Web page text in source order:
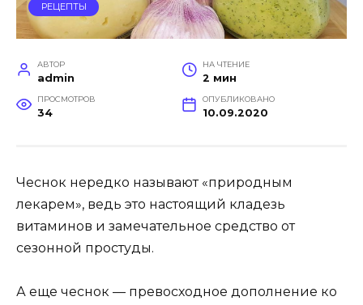
РЕЦЕПТЫ
АВТОР
admin
НА ЧТЕНИЕ
2 мин
ПРОСМОТРОВ
34
ОПУБЛИКОВАНО
10.09.2020
Чеснок нередко называют «природным
лекарем», ведь это настоящий кладезь
витаминов и замечательное средство от
сезонной простуды.
А еще чеснок — превосходное дополнение ко